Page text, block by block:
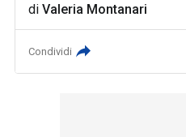
diValeria Montanari
Condividi